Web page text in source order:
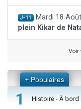
J-11 Mardi 18 Août
plein Kikar de
Voir
+ Populaires
1 Histoire - À bord